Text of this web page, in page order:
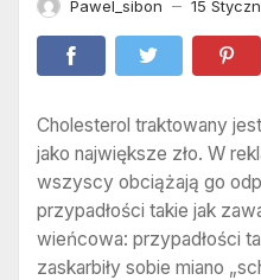
Pawel_sibon — 15
Cholesterol traktowany
jako największe zło. W
wszyscy obciążają go
przypadłości takie jak
wieńcowa: przypadłości
zaskarbiły sobie miano